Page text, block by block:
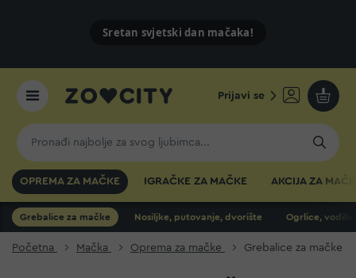
Sretan svjetski dan mačaka!
Prijavi se
Moja
OPREMA ZA MAČKE IGRAČKE ZA MAČKE AKCIJA ZA
Grebalice za mačke Nosiljke, putovanje, dvorište Ogrlice,
Početna Mačka Oprema za mačke Grebalice za mačke